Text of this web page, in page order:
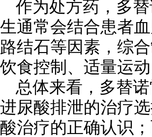
作为处方药，多
生通常会结合患者
路结石等因素，综
饮食控制、适量运
总体来看，多替
进尿酸排泄的治疗
酸治疗的正确认识